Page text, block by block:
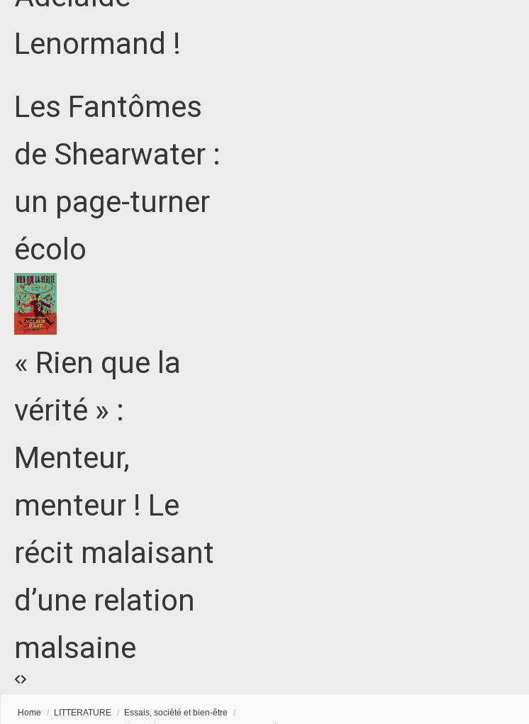
Lenormand !
Les Fantômes
de Shearwater :
un page-turner
écolo
« Rien que la
vérité » :
Menteur,
menteur ! Le
récit malaisant
d’une relation
malsaine
Home / LITTERATURE / Essais, société et bien-être
/